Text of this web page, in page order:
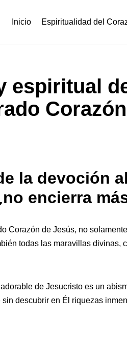
Inicio Espiritualidad del
espiritual
la devoción
encierra
Corazón de Jesús, no
todas las maravillas divinas,
de Jesucristo es un
descubrir en Él riquezas